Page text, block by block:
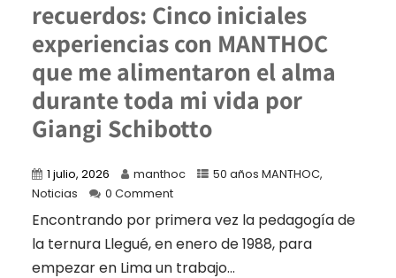
recuerdos: Cinco iniciales
experiencias con MANTHOC
que me alimentaron el alma
durante toda mi vida por
Giangi Schibotto
1 julio, 2026 manthoc 50 años MANTHOC,
Noticias
0 Comment
Encontrando por primera vez la pedagogía de
la ternura Llegué, en enero de 1988, para
empezar en Lima un trabajo...